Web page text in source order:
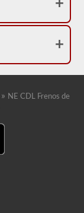
» NE CDL Frenos de